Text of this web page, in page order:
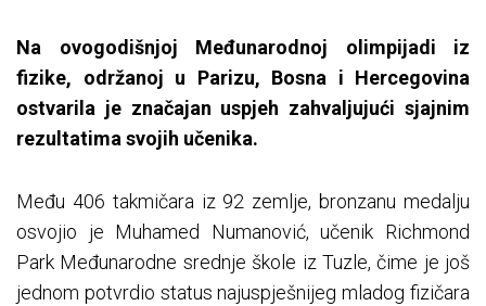
Na ovogodišnjoj Međunarodnoj olimpijadi iz
fizike, održanoj u Parizu, Bosna i Hercegovina
ostvarila je značajan uspjeh zahvaljujući sjajnim
rezultatima svojih učenika.
Među 406 takmičara iz 92 zemlje, bronzanu medalju
osvojio je Muhamed Numanović, učenik Richmond
Park Međunarodne srednje škole iz Tuzle, čime je još
jednom potvrdio status najuspješnijeg mladog fizičara